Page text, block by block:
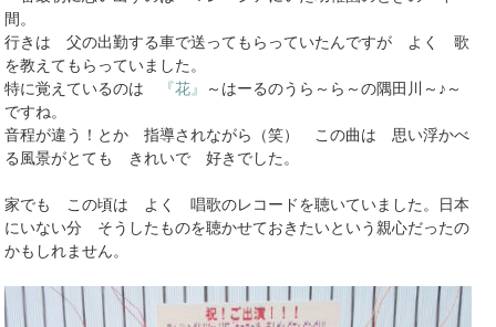
間。
行きは 父の出勤する車で送ってもらっていたんですが よく 歌
を教えてもらっていました。
特に覚えているのは
『花』
～はーるのうら～ら～の隅田川～♪～
ですね。
音程が違う！とか 指導されながら（笑） この曲は 思い浮かべ
る風景がとても きれいで 好きでした。
家でも この頃は よく 唱歌のレコードを聴いていました。日本
にいない分 そうしたものを聴かせておきたいという親心だったの
かもしれません。